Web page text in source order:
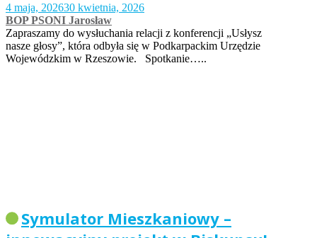
4 maja, 202630 kwietnia, 2026
BOP PSONI Jarosław
Zapraszamy do wysłuchania relacji z konferencji „Usłysz
nasze głosy”, która odbyła się w Podkarpackim Urzędzie
Wojewódzkim w Rzeszowie. Spotkanie…..
Symulator Mieszkaniowy –